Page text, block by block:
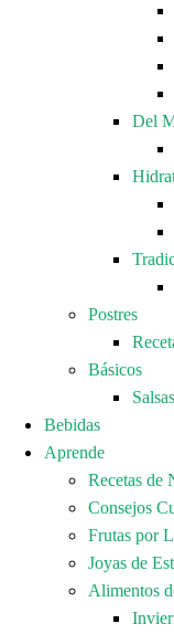
Del
Postres
Básicos
Bebidas
Aprende
Recetas de
Consejos
Frutas por
Joyas de
Alimentos